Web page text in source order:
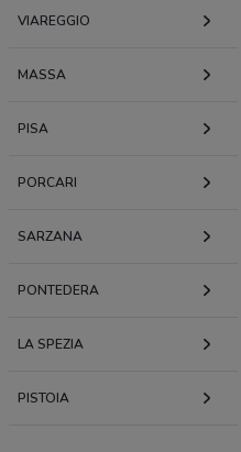
VIAREGGIO
MASSA
PISA
PORCARI
SARZANA
PONTEDERA
LA SPEZIA
PISTOIA